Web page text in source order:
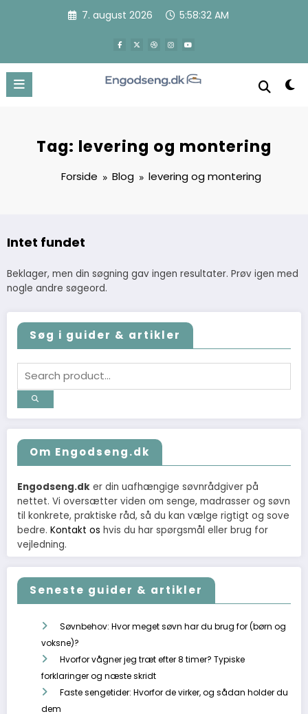
7. august 2026 5:58:32 AM
Tag: levering og montering
Forside Blog levering og montering
Intet fundet
Beklager, men din søgning gav ingen resultater. Prøv igen med
nogle andre søgeord.
Søg i guider & artikler
Om Engodseng.dk
Engodseng.dk er din uafhængige søvnrådgiver på
nettet. Vi oversætter viden om senge, madrasser og søvn
til konkrete, praktiske råd, så du kan vælge rigtigt og sove
bedre. Kontakt os hvis du har spørgsmål eller brug for
vejledning.
Seneste guider & artikler
Søvnbehov: Hvor meget søvn har du brug for (børn og
voksne)?
Hvorfor vågner jeg træt efter 8 timer? Typiske
forklaringer og næste skridt
Faste sengetider: Hvorfor de virker, og sådan holder du
dem